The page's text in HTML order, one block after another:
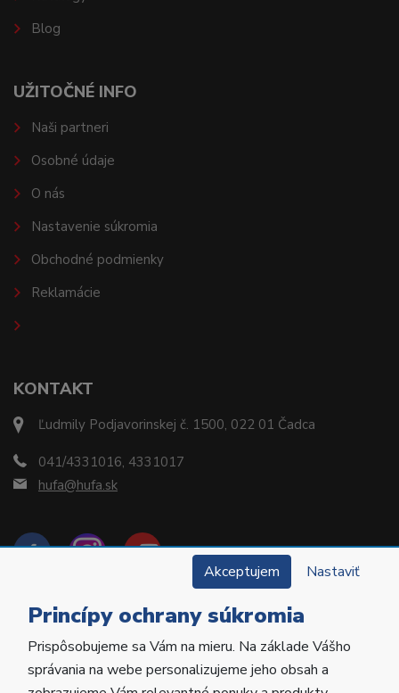
KONTAKT
Ľudmily Podjavorinskej č. 1500, 022 01 Čadca
041/4331016, 4331017
hufa@hufa.sk
Blog
UŽITOČNÉ INFO
Naši partneri
Osobné údaje
O nás
Nastavenie súkromia
Obchodné podmienky
Reklamácie
Copyright © 2022 Hu-Fa Dental a.s. Všetky práva
vyhradené.
Akceptujem Nastaviť
Princípy ochrany súkromia
Prispôsobujeme sa Vám na mieru. Na základe Vášho
správania na webe personalizujeme jeho obsah a